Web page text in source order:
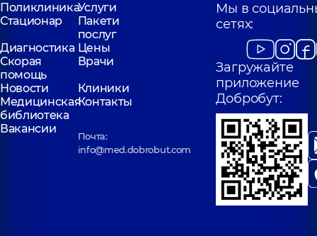
ПоликлиникаУслуги
Стационар
Пакети
послуг
Диагностика Цены
Скорая
помощь
Врачи
Новости
Клиники
Медицинская
библиотека
Контакты
Вакансии
Почта:
info@med.dobrobut.com
Мы в
сетях:
Загружайте
приложение
Добробут: